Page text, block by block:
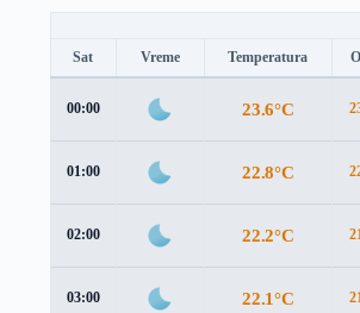
Sat Vreme Temperatura
00:00 23.6°C
01:00 22.8°C
02:00 22.2°C
03:00 22.1°C